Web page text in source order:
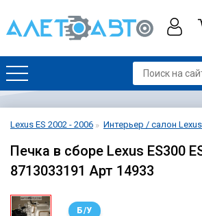
Lexus ES 2002 - 2006 Интерьер / салон Lexus
Печка в сборе Lexus ES300
8713033191 Арт 14933
Б/У